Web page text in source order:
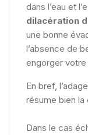
dans l’eau et
dilacération
une bonne
l’absence de
engorger votre
En bref,
résume bien la
Dans le cas